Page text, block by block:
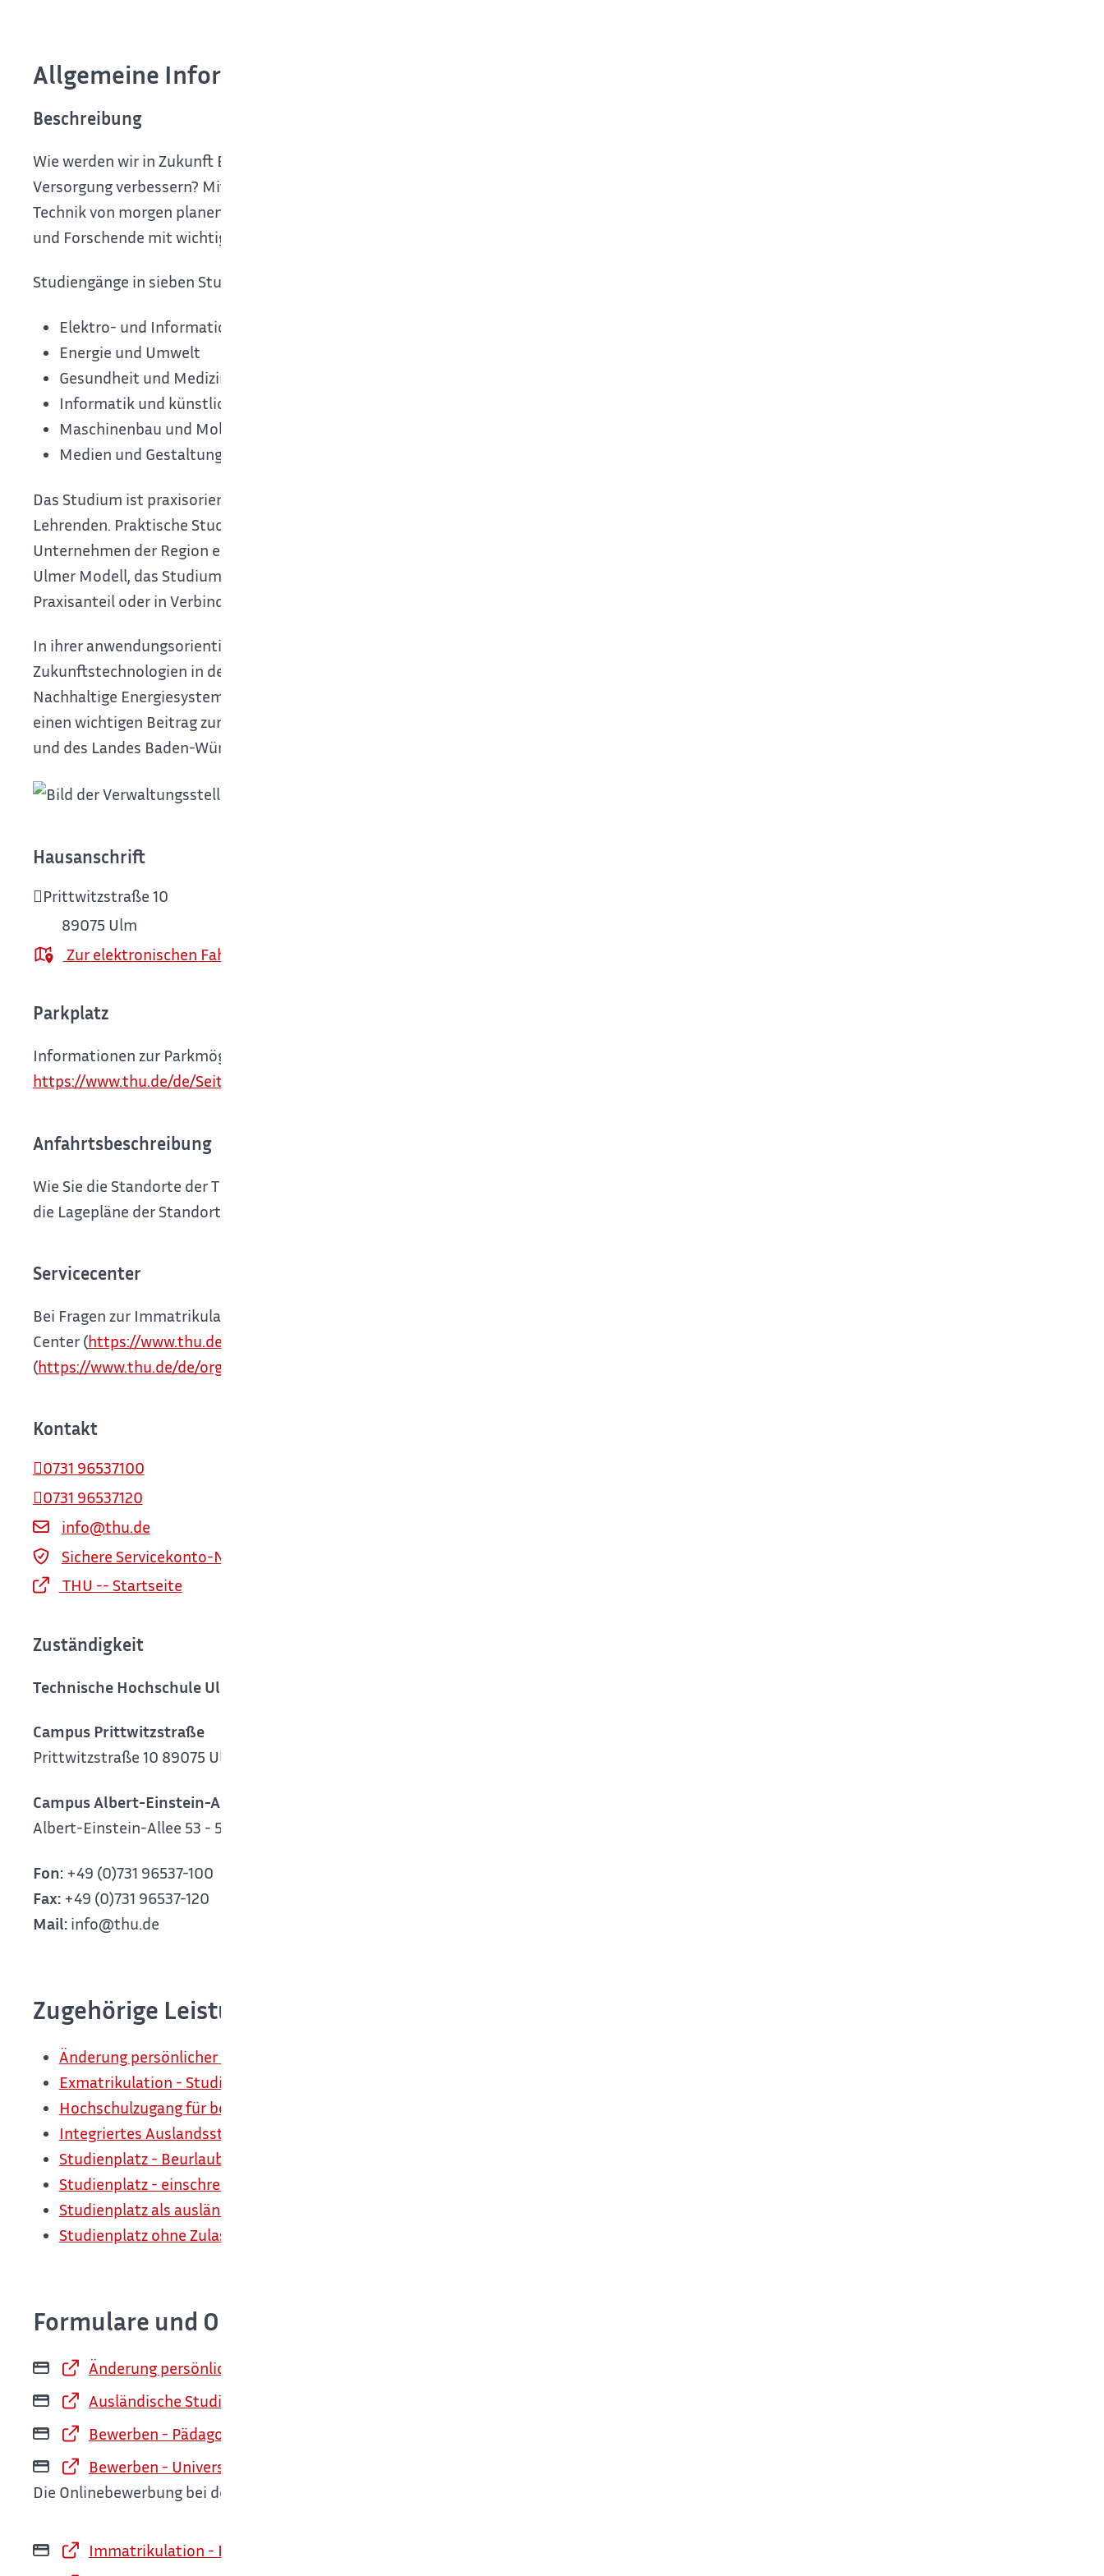
Allgemeine Informationen
Beschreibung
Wie werden wir in Zukunft Energie erzeugen und verteilen, wie uns fortbewegen? Wie können wir die medizinische
Versorgung verbessern? Mit welcher Kommunikations- und Informationstechnik verständigen wir uns? Wie lässt sich
Technik von morgen planen, konstruieren und bauen? An der Technischen Hochschule Ulm beschäftigen sich Studierende
und Forschende mit wichtigen gesellschaftlichen und technologischen Fragestellungen.
Studiengänge in sieben Studienfeldern bereiten auf die Tätigkeiten in modernen und zukunftsweisenden Berufen vor:
Elektro- und Informationstechnik
Energie und Umwelt
Gesundheit und Medizintechnik
Informatik und künstliche Intelligenz
Maschinenbau und Mobilität
Medien und Gestaltung
Das Studium ist praxisorientiert und persönlich; Studierende lernen in kleinen Gruppen und im direkten Austausch mit den
Lehrenden. Praktische Studienanteile, Praxissemester und Abschlussarbeiten in Kooperationen mit namhaften
Unternehmen der Region ermöglichen die optimale Verbindung von Theorie und Anwendung. Das duale Studium nach dem
Ulmer Modell, das Studium mit vertiefter Praxis und das ausbildungsintegrierende Studium erlauben es, mit hohem
Praxisanteil oder in Verbindung mit einer Ausbildung zu studieren.
In ihrer anwendungsorientierten Forschung beschäftigt sich die Technische Hochschule Ulm mit zentralen
Zukunftstechnologien in den Bereichen Digitale Technologien und KI, Intelligente Industrielle Systeme, Moderne Mobilität,
Nachhaltige Energiesysteme und Technik in Gesundheit und Medizin. Mit ihren Forschungsaktivitäten will die Hochschule
einen wichtigen Beitrag zur technischen, ökologischen, wirtschaftlichen und gesellschaftlichen Entwicklung der Region Ulm
und des Landes Baden-Württemberg leisten.
Hausanschrift
Prittwitzstraße 10
89075 Ulm
Zur elektronischen Fahrplanauskunft
Parkplatz
Informationen zur Parkmöglichkeiten an den Standorten der THU finden Sie auf unserer Internetseite
https://www.thu.de/de/Seiten/Standorte.aspx
Anfahrtsbeschreibung
Wie Sie die Standorte der THU mit den öffentlichen Verkehrsmitteln, dem Auto oder dem Fahrrad am besten erreichen sowie
die Lagepläne der Standorte der THU finden Sie auf unserer Internetseite
Servicecenter
Bei Fragen zur Immatrikulation oder rund um das Studium helfen Ihnen die Kolleg*innen aus unserem Studierenden-Service-
Center (https://www.thu.de/de/org/ssc
(https://www.thu.de/de/org/ssc/Seiten/Studienberatung.aspx
Kontakt
0731 96537100
0731 96537120
info@thu.de
Sichere Servicekonto-Nachricht über service-bw.de senden
THU -- Startseite
Zuständigkeit
Technische Hochschule Ulm (THU)
Campus Prittwitzstraße
Prittwitzstraße 10 89075 Ulm
Campus Albert-Einstein-Allee
Albert-Einstein-Allee 53 - 55
Fon:+49 (0)731 96537-100
Fax:+49 (0)731 96537-120
Mail:info@thu.de
Zugehörige Leistungen
Änderung persönlicher Daten der Hochschule mitteilen
Exmatrikulation - Studium beenden
Hochschulzugang für beruflich Qualifizierte beantragen
Integriertes Auslandsstudium beantragen
Studienplatz - Beurlaubung beantragen
Studienplatz - einschreiben (Immatrikulation)
Studienplatz als ausländischer Studierender - sich bewerben
Studienplatz ohne Zulassungsbeschränkung - sich bewerben / einschreiben
Formulare und Onlinedienste
Änderung persönlicher Daten der PH Schwäbisch Gmünd mitteilen
Ausländische Studienbewerberinnen und Bewerber - PH Schwäbisch Gmünd
Bewerben - Pädagogische Hochschule Ludwigsburg
Bewerben - Universität Freiburg
Die Onlinebewerbung bei der Universität Freiburg korrekt durchführen
Immatrikulation - PH Schwäbisch Gmünd